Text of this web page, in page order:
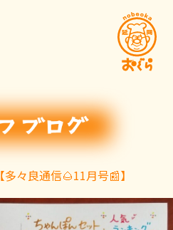
【多々良通信🌰11月号📰】